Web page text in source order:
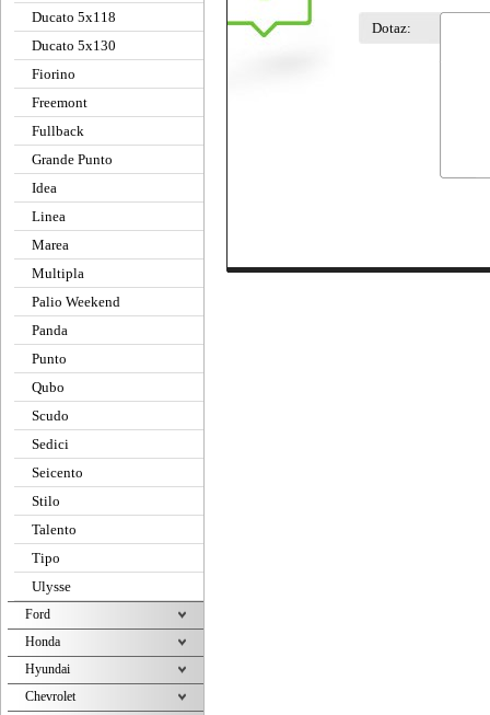
Dotaz:
Ducato 5x118
Ducato 5x130
Fiorino
Freemont
Fullback
Grande Punto
Idea
Linea
Marea
Multipla
Palio Weekend
Panda
Punto
Qubo
Scudo
Sedici
Seicento
Stilo
Talento
Tipo
Ulysse
Ford
Honda
Hyundai
Chevrolet